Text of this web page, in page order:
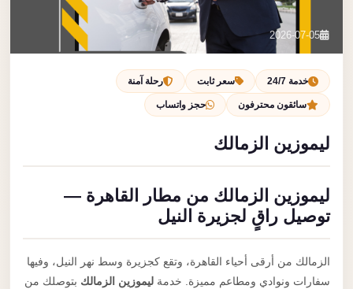
بنا
احجز الآن
2026-07-05
خدمة 24/7 سعر ثابت رحلة آمنة
سائقون محترفون حجز واتساب
ليموزين الزمالك
ليموزين الزمالك من مطار القاهرة —
توصيل راقٍ لجزيرة النيل
الزمالك من أرقى أحياء القاهرة، وتقع كجزيرة وسط نهر النيل، وفيها
سفارات ونوادي ومطاعم مميزة. خدمةليموزين الزمالكبتوصلك من